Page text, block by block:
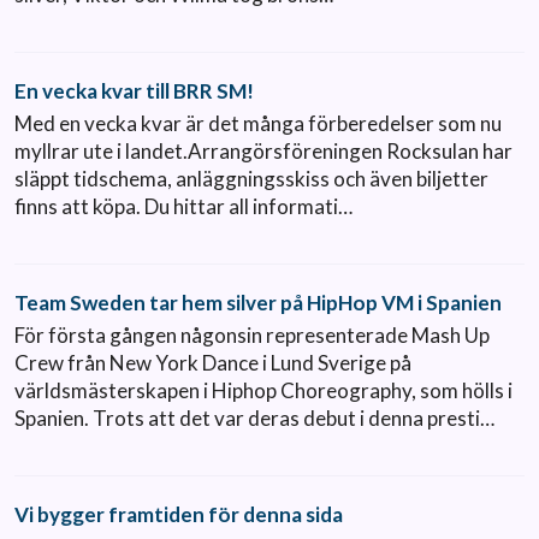
En vecka kvar till BRR SM!
Med en vecka kvar är det många förberedelser som nu
myllrar ute i landet.Arrangörsföreningen Rocksulan har
släppt tidschema, anläggningsskiss och även biljetter
finns att köpa. Du hittar all informati…
Team Sweden tar hem silver på HipHop VM i Spanien
För första gången någonsin representerade Mash Up
Crew från New York Dance i Lund Sverige på
världsmästerskapen i Hiphop Choreography, som hölls i
Spanien. Trots att det var deras debut i denna presti…
Vi bygger framtiden för denna sida